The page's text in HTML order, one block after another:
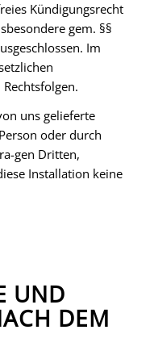
Kündigungsrecht
gem. §§
Im
uns gelieferte
oder durch
gen Dritten,
Installation keine
UND
DEM